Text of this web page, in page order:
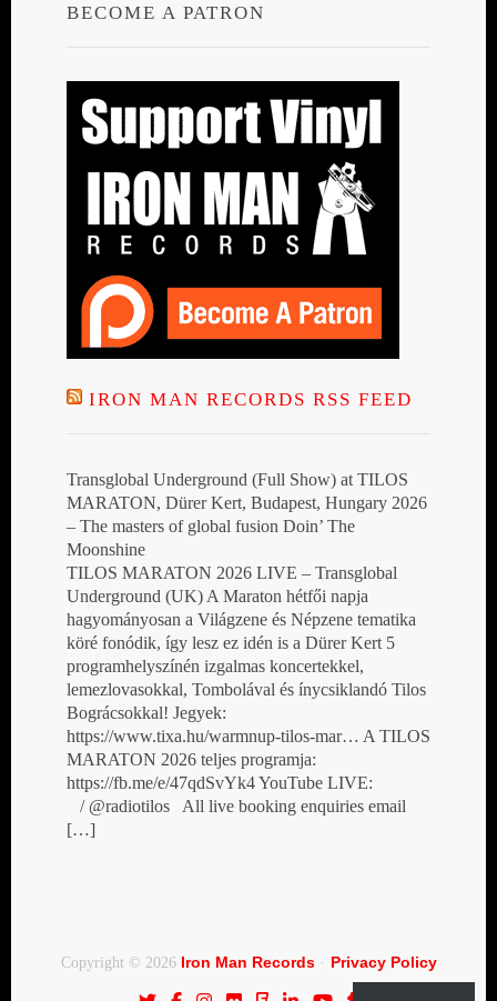
BECOME A PATRON
IRON MAN RECORDS RSS FEED
Transglobal Underground (Full Show) at TILOS
MARATON, Dürer Kert, Budapest, Hungary 2026
– The masters of global fusion Doin’ The
Moonshine
TILOS MARATON 2026 LIVE – Transglobal
Underground (UK) A Maraton hétfői napja
hagyományosan a Világzene és Népzene tematika
köré fonódik, így lesz ez idén is a Dürer Kert 5
programhelyszínén izgalmas koncertekkel,
lemezlovasokkal, Tombolával és ínycsiklandó Tilos
Bográcsokkal! Jegyek:
https://www.tixa.hu/warmnup-tilos-mar… A TILOS
MARATON 2026 teljes programja:
https://fb.me/e/47qdSvYk4 YouTube LIVE:
/ @radiotilos All live booking enquiries email
[…]
Copyright © 2026 Iron Man Records· Privacy Policy